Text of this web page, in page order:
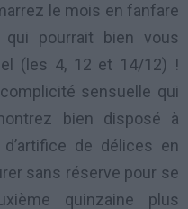
le mois en fanfare
pourrait bien vous
(les 4, 12 et 14/12) !
sensuelle qui
bien disposé à
de délices en
sans réserve pour se
quinzaine plus